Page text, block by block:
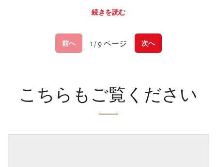
続きを読む
前へ 1 / 9 ページ 次へ
こちらもご覧ください